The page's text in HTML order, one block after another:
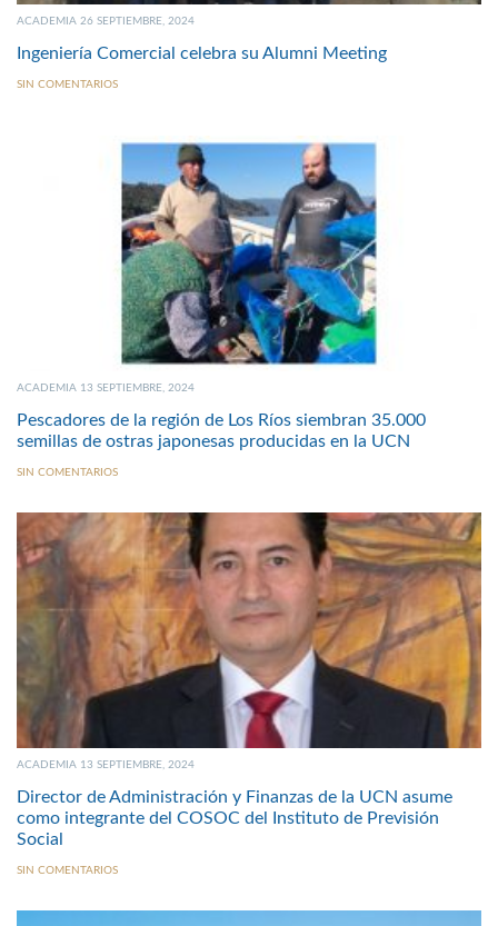
ACADEMIA 26 SEPTIEMBRE, 2024
Ingeniería Comercial celebra su Alumni Meeting
SIN COMENTARIOS
ACADEMIA 13 SEPTIEMBRE, 2024
Pescadores de la región de Los Ríos siembran 35.000
semillas de ostras japonesas producidas en la UCN
SIN COMENTARIOS
ACADEMIA 13 SEPTIEMBRE, 2024
Director de Administración y Finanzas de la UCN asume
como integrante del COSOC del Instituto de Previsión
Social
SIN COMENTARIOS